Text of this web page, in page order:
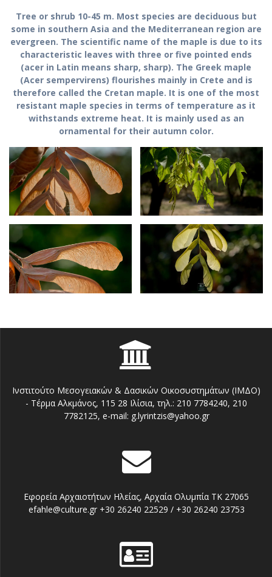
Tree or shrub 10-45 m. Most species are deciduous but
some in southern Asia and the Mediterranean region are
evergreen. The scientific name of the maple is due to its
characteristic leaves with three or five pointed ends
(acer in Latin means sharp, sharp). The Greek maple
(Acer sempervirens) flourishes mainly in Crete and is
therefore called the Cretan maple. It is one of the most
resistant maple species in terms of temperature as it
withstands extreme heat. It is mainly used as an
ornamental for their autumn color.
Ινστιτούτο Μεσογειακών & Δασικών Οικοσυστημάτων (ΙΜΔΟ)
- Τέρμα Αλκμάνος, 115 28 Ιλίσια, τηλ.: 210 7784240, 210
7782125, e-mail: g.lyrintzis@yahoo.gr
Εφορεία Αρχαιοτήτων Ηλείας, Αρχαία Ολυμπία TK 27065
efahle@culture.gr +30 26240 22529 / +30 26240 23753